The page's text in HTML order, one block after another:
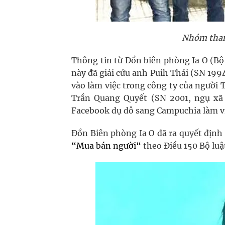
Nhóm
Thông tin từ Đồn biên phòng Ia O
này đã giải cứu anh Puih Thái (SN
vào làm việc trong công ty của người
Trần Quang Quyết (SN 2001, ngụ
Facebook dụ dỗ sang Campuchia làm
Đồn Biên phòng Ia O đã ra quyết
“Mua bán người“ theo Điều 150 Bộ